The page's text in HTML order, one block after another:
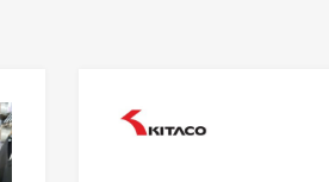
Add to Wishlist